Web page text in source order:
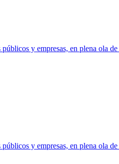
y empresas, en plena ola
y empresas, en plena ola